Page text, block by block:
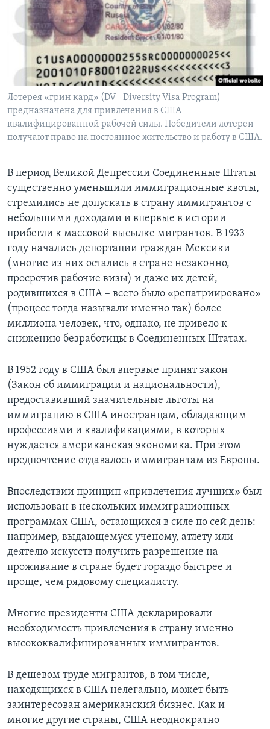
Лотерея «грин кард» (DV - Diversity Visa Program)
предназначена для привлечения в США
квалифицированной рабочей силы. Победители лотереи
получают право на постоянное жительство и работу в США.
В период Великой Депрессии Соединенные Штаты
существенно уменьшили иммиграционные квоты,
стремились не допускать в страну иммигрантов с
небольшими доходами и впервые в истории
прибегли к массовой высылке мигрантов. В 1933
году начались депортации граждан Мексики
(многие из них остались в стране незаконно,
просрочив рабочие визы) и даже их детей,
родившихся в США – всего было «репатриировано»
(процесс тогда называли именно так) более
миллиона человек, что, однако, не привело к
снижению безработицы в Соединенных Штатах.
В 1952 году в США был впервые принят закон
(Закон об иммиграции и национальности),
предоставивший значительные льготы на
иммиграцию в США иностранцам, обладающим
профессиями и квалификациями, в которых
нуждается американская экономика. При этом
предпочтение отдавалось иммигрантам из Европы.
Впоследствии принцип «привлечения лучших» был
использован в нескольких иммиграционных
программах США, остающихся в силе по сей день:
например, выдающемуся ученому, атлету или
деятелю искусств получить разрешение на
проживание в стране будет гораздо быстрее и
проще, чем рядовому специалисту.
Многие президенты США декларировали
необходимость привлечения в страну именно
высококвалифицированных иммигрантов.
В дешевом труде мигрантов, в том числе,
находящихся в США нелегально, может быть
заинтересован американский бизнес. Как и
многие другие страны, США неоднократно